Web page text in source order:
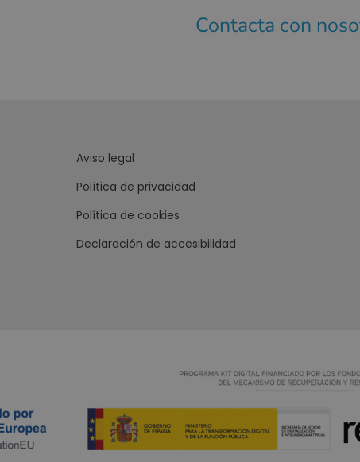
Contacta con
Aviso legal
Política de privacidad
Política de cookies
Declaración de accesibilidad